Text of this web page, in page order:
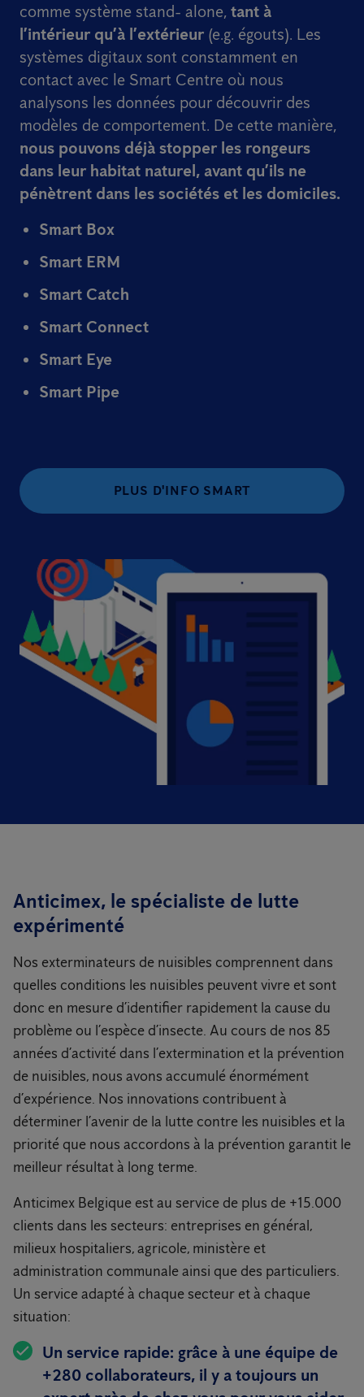
comme système stand- alone, tant à
l’intérieur qu’à l’extérieur (e.g. égouts). Les
systèmes digitaux sont constamment en
contact avec le Smart Centre où nous
analysons les données pour découvrir des
modèles de comportement. De cette manière,
nous pouvons déjà stopper les rongeurs
dans leur habitat naturel, avant qu’ils ne
pénètrent dans les sociétés et les domiciles.
Smart Box
Smart ERM
Smart Catch
Smart Connect
Smart Eye
Smart Pipe
PLUS D'INFO SMART
Anticimex, le spécialiste de lutte
expérimenté
Nos exterminateurs de nuisibles comprennent dans
quelles conditions les nuisibles peuvent vivre et sont
donc en mesure d’identifier rapidement la cause du
problème ou l’espèce d’insecte. Au cours de nos 85
années d’activité dans l’extermination et la prévention
de nuisibles, nous avons accumulé énormément
d’expérience. Nos innovations contribuent à
déterminer l’avenir de la lutte contre les nuisibles et la
priorité que nous accordons à la prévention garantit le
meilleur résultat à long terme.
Anticimex Belgique est au service de plus de +15.000
clients dans les secteurs: entreprises en général,
milieux hospitaliers, agricole, ministère et
administration communale ainsi que des particuliers.
Un service adapté à chaque secteur et à chaque
situation:
Un service rapide: grâce à une équipe de
+280 collaborateurs, il y a toujours un